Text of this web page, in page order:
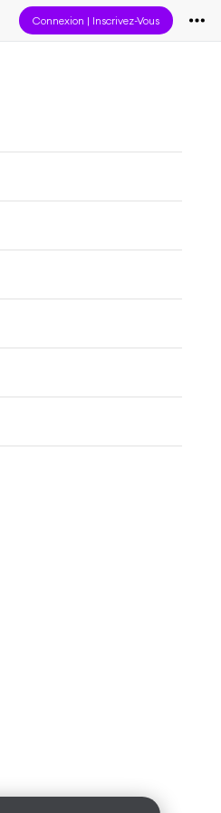
Connexion | Inscrivez-Vous